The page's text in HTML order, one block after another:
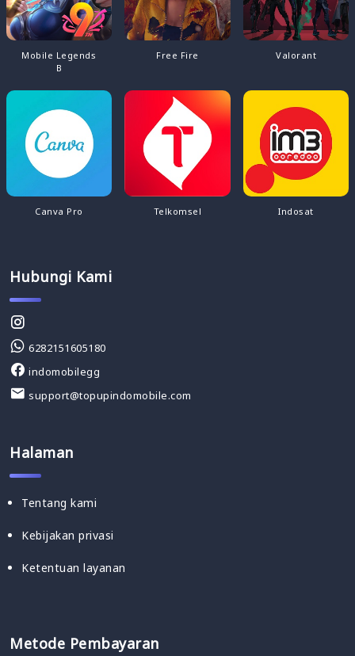
Mobile Legends
B
Free Fire Valorant
Canva Pro Telkomsel Indosat
Hubungi Kami
6282151605180
indomobilegg
support@topupindomobile.com
Halaman
Tentang kami
Kebijakan privasi
Ketentuan layanan
Metode Pembayaran